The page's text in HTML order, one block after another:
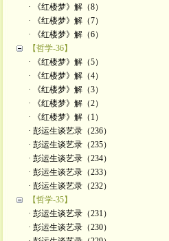
· 《红楼梦》解（8）
· 《红楼梦》解（7）
· 《红楼梦》解（6）
【哲学-36】
· 《红楼梦》解（5）
· 《红楼梦》解（4）
· 《红楼梦》解（3）
· 《红楼梦》解（2）
· 《红楼梦》解（1）
· 彭运生谈艺录（236）
· 彭运生谈艺录（235）
· 彭运生谈艺录（234）
· 彭运生谈艺录（233）
· 彭运生谈艺录（232）
【哲学-35】
· 彭运生谈艺录（231）
· 彭运生谈艺录（230）